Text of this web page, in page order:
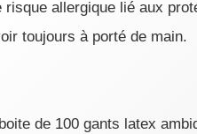
allergique lié aux
toujours à porté de main.
de 100 gants latex